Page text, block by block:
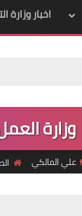
اخبار وزارة
وزارة العمل تطلق
علي المالكي